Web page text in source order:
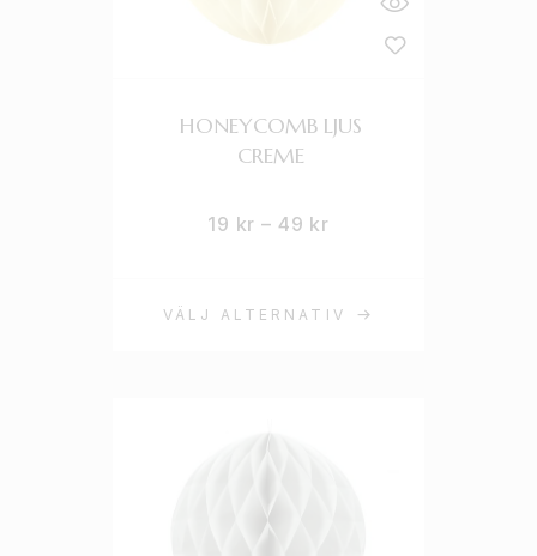
VÄLJ ALTERNATIV
HONEYCOMB LJUS
CREME
19 kr – 49 kr